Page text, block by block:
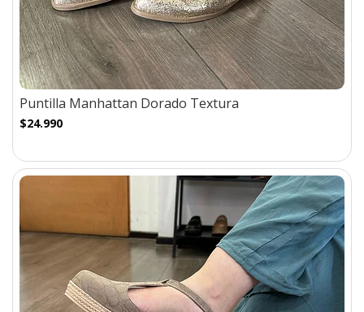
Puntilla Manhattan Dorado Textura
$24.990